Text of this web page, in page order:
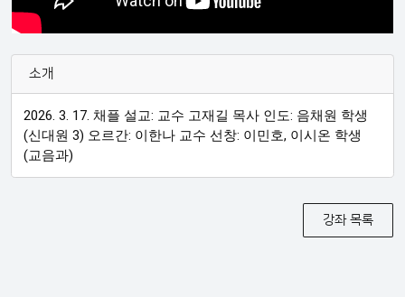
소개
2026. 3. 17. 채플 설교: 교수 고재길 목사 인도: 음채원 학생
(신대원 3) 오르간: 이한나 교수 선창: 이민호, 이시온 학생
(교음과)
강좌 목록